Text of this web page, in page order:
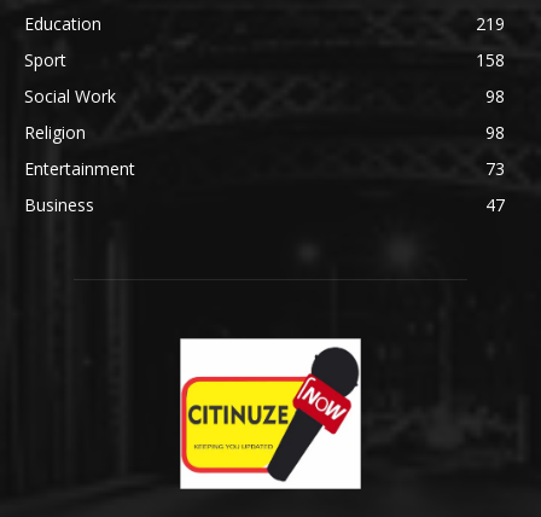
Education
219
Sport
158
Social Work
98
Religion
98
Entertainment
73
Business
47